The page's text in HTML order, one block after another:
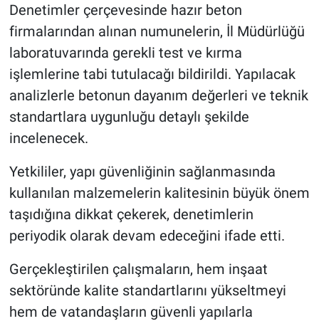
Denetimler çerçevesinde hazır beton
firmalarından alınan numunelerin, İl Müdürlüğü
laboratuvarında gerekli test ve kırma
işlemlerine tabi tutulacağı bildirildi. Yapılacak
analizlerle betonun dayanım değerleri ve teknik
standartlara uygunluğu detaylı şekilde
incelenecek.
Yetkililer, yapı güvenliğinin sağlanmasında
kullanılan malzemelerin kalitesinin büyük önem
taşıdığına dikkat çekerek, denetimlerin
periyodik olarak devam edeceğini ifade etti.
Gerçekleştirilen çalışmaların, hem inşaat
sektöründe kalite standartlarını yükseltmeyi
hem de vatandaşların güvenli yapılarla
Asayiş
Kültür - Sanat
Politika
Magazin
Haberde İnsan